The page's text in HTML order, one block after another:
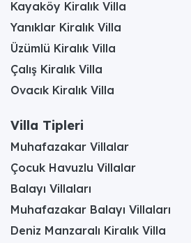
Kayaköy Kiralık Villa
Yanıklar Kiralık Villa
Üzümlü Kiralık Villa
Çalış Kiralık Villa
Ovacık Kiralık Villa
Villa Tipleri
Muhafazakar Villalar
Çocuk Havuzlu Villalar
Balayı Villaları
Muhafazakar Balayı Villaları
Deniz Manzaralı Kiralık Villa